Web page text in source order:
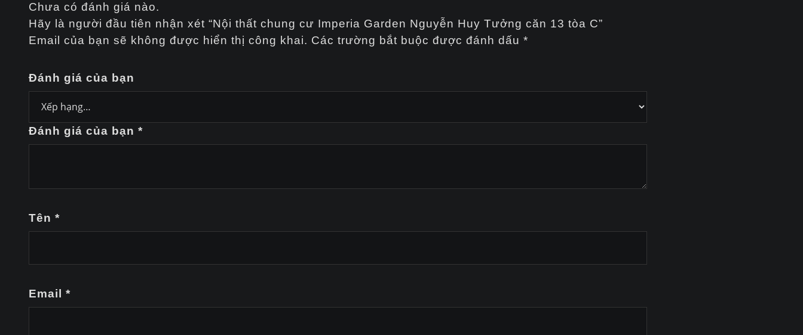
Chưa có đánh giá nào.
Hãy là người đầu tiên nhận xét “Nội thất chung cư Imperia Garden Nguyễn Huy Tưởng căn 13 tòa C”
Email của bạn sẽ không được hiển thị công khai. Các trường bắt buộc được đánh dấu *
Đánh giá của bạn
Đánh giá của bạn *
Tên *
Email *